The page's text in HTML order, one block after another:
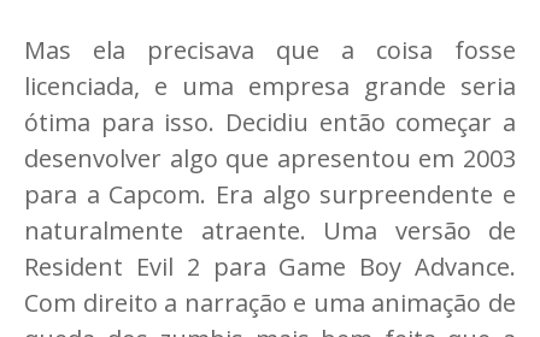
Mas ela precisava que a coisa fosse
licenciada, e uma empresa grande seria
ótima para isso. Decidiu então começar a
desenvolver algo que apresentou em 2003
para a Capcom. Era algo surpreendente e
naturalmente atraente. Uma versão de
Resident Evil 2 para Game Boy Advance.
Com direito a narração e uma animação de